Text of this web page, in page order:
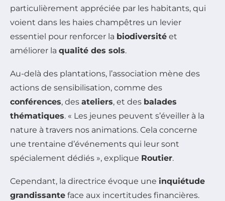
particulièrement appréciée par les habitants, qui
voient dans les haies champêtres un levier
essentiel pour renforcer la biodiversité et
améliorer la qualité des sols.
Au-delà des plantations, l’association mène des
actions de sensibilisation, comme des
conférences, des ateliers, et des balades
thématiques. « Les jeunes peuvent s’éveiller à la
nature à travers nos animations. Cela concerne
une trentaine d’événements qui leur sont
spécialement dédiés », explique Routier.
Cependant, la directrice évoque une inquiétude
grandissante face aux incertitudes financières.